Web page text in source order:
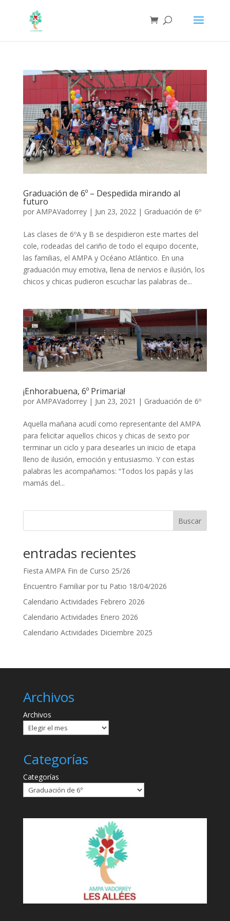
Graduación de 6º – Despedida mirando al
futuro
por AMPAVadorrey| Jun 23, 2022 | Graduación de 6º
Las clases de 6ºA y B se despidieron este martes del
cole, rodeadas del cariño de todo el equipo docente,
las familias, el AMPA y Océano Atlántico. En una
graduación muy emotiva, llena de nervios e ilusión, los
chicos y chicas pudieron escuchar las palabras de...
¡Enhorabuena, 6º Primaria!
por AMPAVadorrey| Jun 23, 2021 | Graduación de 6º
Aquella mañana acudí como representante del AMPA
para felicitar aquellos chicos y chicas de sexto por
terminar un ciclo y para desearles un inicio de etapa
lleno de ilusión, emoción y entusiasmo. Y con estas
palabras les acompañamos: “Todos los papás y las
mamás del...
Buscar
entradas recientes
Fiesta AMPA Fin de Curso 25/26
Encuentro Familiar por tu Patio 18/04/2026
Calendario Actividades Febrero 2026
Calendario Actividades Enero 2026
Calendario Actividades Diciembre 2025
Archivos
Archivos
Categorías
Categorías